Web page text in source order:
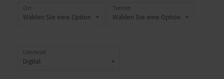
Ort Termin
Lehrbrief